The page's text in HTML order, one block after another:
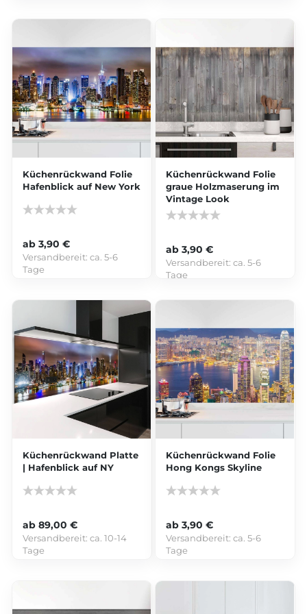
Küchenrückwand Folie
Hafenblick auf New York
ab 3,90 €
Versandbereit:ca. 5-6
Tage
Küchenrückwand Folie
graue Holzmaserung im
Vintage Look
ab 3,90 €
Versandbereit:ca. 5-6
Tage
Küchenrückwand Platte
| Hafenblick auf NY
ab 89,00 €
Versandbereit:ca. 10-14
Tage
Küchenrückwand Folie
Hong Kongs Skyline
ab 3,90 €
Versandbereit:ca. 5-6
Tage